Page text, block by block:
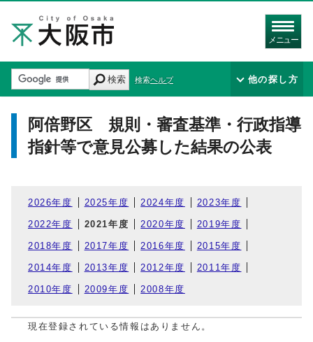
メニュー
検索 検索ヘルプ 他の探し方
阿倍野区 規則・審査基準・行政指導
指針等で意見公募した結果の公表
2026年度 2025年度 2024年度 2023年度
2022年度 2021年度 2020年度 2019年度
2018年度 2017年度 2016年度 2015年度
2014年度 2013年度 2012年度 2011年度
2010年度 2009年度 2008年度
現在登録されている情報はありません。